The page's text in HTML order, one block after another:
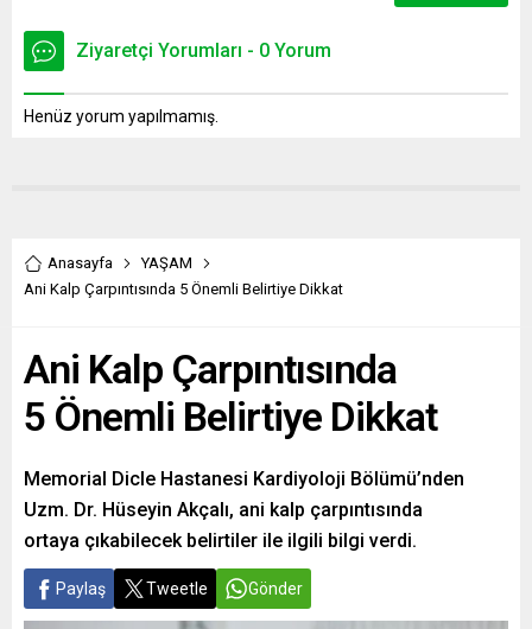
Ziyaretçi Yorumları - 0 Yorum
Henüz yorum yapılmamış.
Anasayfa
YAŞAM
Ani Kalp Çarpıntısında 5 Önemli Belirtiye Dikkat
Ani Kalp Çarpıntısında
5 Önemli Belirtiye Dikkat
Memorial Dicle Hastanesi Kardiyoloji Bölümü’nden
Uzm. Dr. Hüseyin Akçalı, ani kalp çarpıntısında
ortaya çıkabilecek belirtiler ile ilgili bilgi verdi.
Paylaş Tweetle Gönder